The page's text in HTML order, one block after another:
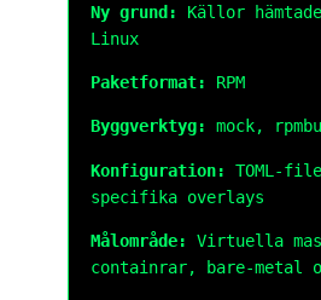
Ny grund:
Källor
Linux
Paketformat: RPM
Byggverktyg: mock,
Konfiguration:
TOML-
specifika overlays
Målområde:
Virtuella
containrar, bare-metal